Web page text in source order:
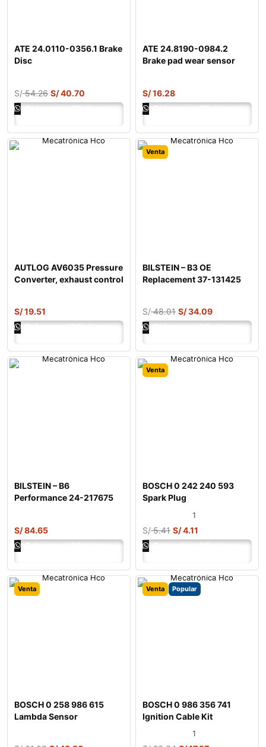
ATE 24.0110-0356.1 Brake
Disc
S/54.26 S/40.70
Ordenar por Whatsapp
ATE 24.8190-0984.2
Brake pad wear sensor
S/16.28
Ordenar por Whatsapp
AUTLOG AV6035 Pressure
Converter, exhaust control
S/19.51
Ordenar por Whatsapp
Venta
BILSTEIN – B3 OE
Replacement 37-131425
S/48.01 S/34.09
Ordenar por Whatsapp
BILSTEIN – B6
Performance 24-217675
S/84.65
Ordenar por Whatsapp
Venta
BOSCH 0 242 240 593
Spark Plug
1
S/5.41 S/4.11
Ordenar por Whatsapp
Venta
BOSCH 0 258 986 615
Lambda Sensor
Venta Popular
BOSCH 0 986 356 741
Ignition Cable Kit
1